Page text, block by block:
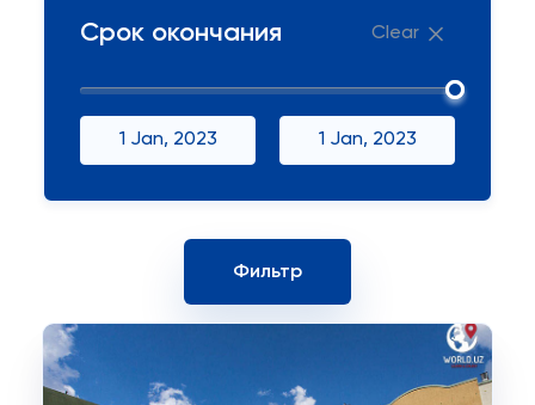
Срок окончания Clear
1 Jan, 2023 1 Jan, 2023